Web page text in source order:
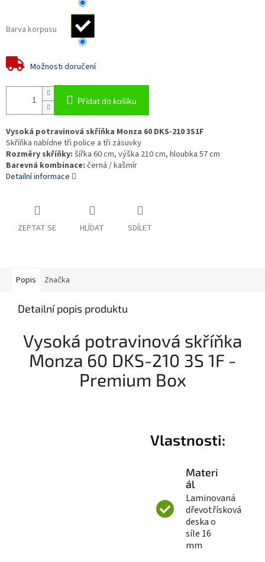
Barva korpusu
Možnosti doručení
Přidat do košíku
Vysoká potravinová skříňka Monza 60 DKS-210 3S1F
Skříňka nabídne tři police a tři zásuvky
Rozměry skříňky: šířka 60 cm, výška 210 cm, hloubka 57 cm
Barevná kombinace: černá / kašmír
Detailní informace
ZEPTAT SE HLÍDAT SDÍLET
Popis Značka
Detailní popis produktu
Vysoká potravinová skříňka
Monza 60 DKS-210 3S 1F -
Premium Box
Vlastnosti:
Materi
ál
Laminovaná
dřevotřísková
deska o
síle 16
mm